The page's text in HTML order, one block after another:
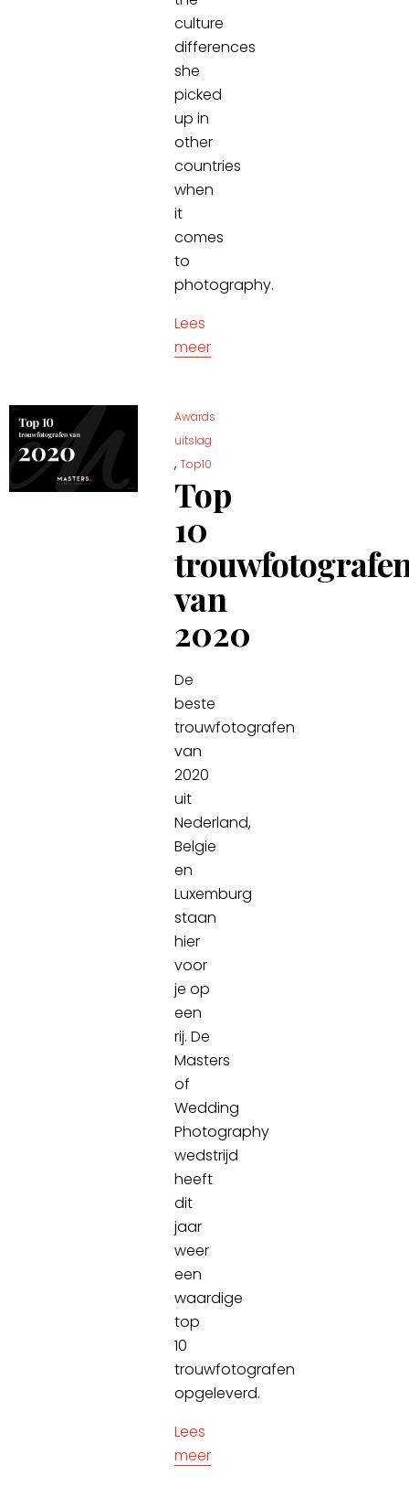
culture
differences
she
picked
up in
other
countries
when
it
comes
to
photography.
Lees
meer
Awards
uitslag
,Top10
Top
10
van
2020
De
beste
trouwfotografen
van
2020
uit
Nederland,
Belgie
en
Luxemburg
staan
hier
voor
je op
een
rij. De
Masters
of
Wedding
Photography
wedstrijd
heeft
dit
jaar
weer
een
waardige
top
10
trouwfotografen
opgeleverd.
Lees
meer